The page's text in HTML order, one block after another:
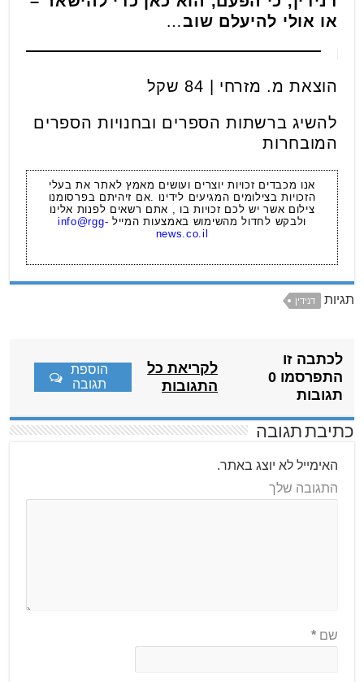
או אולי להיעלם שוב…
הוצאת מ. מזרחי | 84 שקל
להשיג ברשתות הספרים ובחנויות הספרים
המובחרות
אנו מכבדים זכויות יוצרים ועושים מאמץ לאתר את בעלי
הזכויות בצילומים המגיעים לידינו .אם זיהיתם בפרסומנו
צילום אשר יש לכם זכויות בו , אתם רשאים לפנות אלינו
ולבקש לחדול מהשימוש באמצעות המייל info@rgg-
news.co.il
תגיות דנידין
לכתבה זו
התפרסמו 0
תגובות
לקריאת כל
התגובות
הוספת
תגובה
כתיבת תגובה
האימייל לא יוצג באתר.
התגובה שלך
שם*